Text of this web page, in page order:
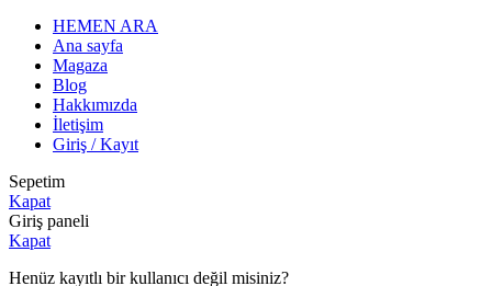
HEMEN ARA
Ana sayfa
Magaza
Blog
Hakkımızda
İletişim
Giriş / Kayıt
Sepetim
Kapat
Giriş paneli
Kapat
Henüz kayıtlı bir kullanıcı değil misiniz?